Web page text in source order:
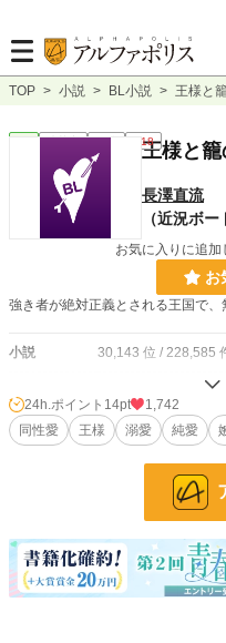
TOP > 小説 > BL小説 > 王様と
連載中 長編 R18
王様と籠
長澤直流
（近況ボー
お気に入りに追加
お
強き者が絶対正義とされる王国で、
小説 30,143 位 / 228,585
7,641 位 / 31,383 件
お気に入り 1,150
更新日時 2023.01.21 19:40
初回公開日時 2016.08.06 22:29
24h.ポイント 14pt
1,742
同性愛
王様 溺愛 純愛